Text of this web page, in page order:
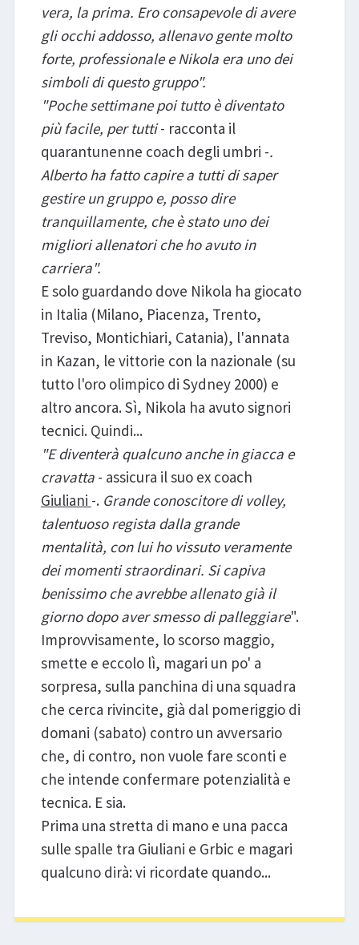
vera, la prima. Ero consapevole di avere
gli occhi addosso, allenavo gente molto
forte, professionale e Nikola era uno dei
simboli di questo gruppo".
"Poche settimane poi tutto è diventato
più facile, per tutti- racconta il
quarantunenne coach degli umbri -.
Alberto ha fatto capire a tutti di saper
gestire un gruppo e, posso dire
tranquillamente, che è stato uno dei
migliori allenatori che ho avuto in
carriera".
E solo guardando dove Nikola ha giocato
in Italia (Milano, Piacenza, Trento,
Treviso, Montichiari, Catania), l'annata
in Kazan, le vittorie con la nazionale (su
tutto l'oro olimpico di Sydney 2000) e
altro ancora. Sì, Nikola ha avuto signori
tecnici. Quindi...
"E diventerà qualcuno anche in giacca e
cravatta- assicura il suo ex coach
Giuliani -.Grande conoscitore di volley,
talentuoso regista dalla grande
mentalità, con lui ho vissuto veramente
dei momenti straordinari. Si capiva
benissimo che avrebbe allenato già il
giorno dopo aver smesso di palleggiare".
Improvvisamente, lo scorso maggio,
smette e eccolo lì, magari un po' a
sorpresa, sulla panchina di una squadra
che cerca rivincite, già dal pomeriggio di
domani (sabato) contro un avversario
che, di contro, non vuole fare sconti e
che intende confermare potenzialità e
tecnica. E sia.
Prima una stretta di mano e una pacca
sulle spalle tra Giuliani e Grbic e magari
qualcuno dirà: vi ricordate quando...